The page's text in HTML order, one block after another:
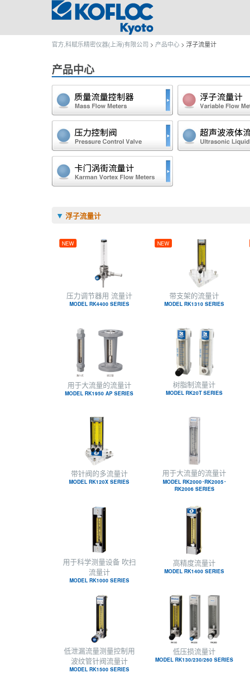
官方,科赋乐精密仪器(上海)有限公司 > 产品中心 > 浮子流量计
产品中心
质量流量计
稳压.稳流阀
浮子流量计
NEW
压力调节器用 流量计
MODEL RK4400 SERIES
NEW
带支架的流量计
MODEL RK1310 SERIES
用于大流量的流量计
MODEL RK1950 AP SERIES
树脂制流量计
MODEL RK20T SERIES
带针阀的多流量计
MODEL RK120X SERIES
用于大流量的流量计
MODEL RK2000･RK2005･
RK2006 SERIES
用于科学测量设备 吹扫
流量计
MODEL RK1000 SERIES
高精度流量计
MODEL RK1400 SERIES
低泄漏流量测量控制用
波纹管针阀流量计
MODEL RK1500 SERIES
低压损流量计
MODEL RK130/230/260 SERIES